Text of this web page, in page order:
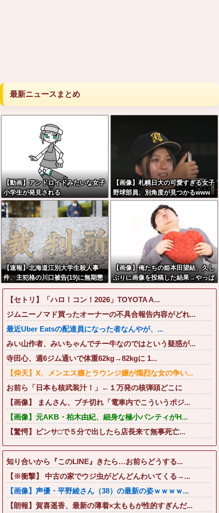
最新ニュースまとめ
【動画】アンドロイドみたいな女子
小学生が発見される
【画像】札幌日大の可愛すぎる女子
野球部員、別角度が見つかるwww
【速報】北海道江別大学生殺人事
件、主犯格の川口被告(19)に無期懲
役の判決←これ、妥当だと思
う？？？？？？
【画像】俺たちの姫本田望結、久し
ぶりに画像を投稿した結果→やっぱ
りワイらの姫だったw w w w w w
w w w w
【セトリ】「ハロ！コン！2026」TOYOTA A...
ジムニーノマド買ったオーナーの不具合報告内容がどれ...
最近Uber Eatsの配達員になった者なんやが、...
みい山作者、みいちゃんでチー牛なのではという疑惑が...
寺田心、週6ジム通いで体重62kg→82kgに 1...
【仰天】X、メンエス嬢とラウンジ嬢が熾烈な女の争い...
お前ら「日本も核武装汁！」←１万発の核弾頭どこに
【画像】 まんさん、ブチ切れ「電車内でこういうポジ...
【画像】元AKB・柏木由紀、細身な極小パンティがH...
【驚愕】ピンサ□で５分で出したら店長来て無事死亡...
知り合いから『このLINE』きたら…お前らどうする...
【※衝撃】 中古の家でウジ虫がどんどんわいてくる→...
【画像】声優・平野綾さん（38）の最新の姿ｗｗｗｗ...
【朗報】賀喜遥香、最新の薄着×太ももが性的すぎんだ...